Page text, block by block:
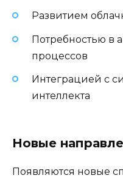
Развитием
Потребностью в
процессов
Интеграцией с
интеллекта
Новые
Появляются новые